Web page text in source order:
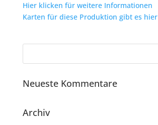
Hier klicken für weitere Informationen
Karten für diese Produktion gibt es hier
Neueste Kommentare
Archiv